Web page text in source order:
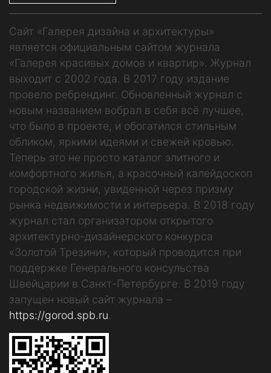
Сайт «Галерея дизайна и архитектуры»
является официальным сайтом журнала
«Галерея красивых домов и квартир». Журнал
выходит с 2002 года. В 2017 году издание
провело ребрендинг. Обновленный журнал с
новым названием вобрал в себя всё лучшее,
что было в проекте, и обогатился стильным
обликом, яркими идеями и свежей кровью.
Теперь это не просто каталог элитного и
комфортного жилья, а красочный калейдоскоп
городской жизни, увиденной через призму
рынка недвижимости и интерьера. В 2018 году
журнал стал организатором открытого
архитектурно-дизайнерского конкурса
«Золотой Трезини», который проводится при
поддержке Генерального консульства
Швейцарии в Санкт-Петербурге. В 2019 году
запущен новый сайт журнала –
https://gorod.spb.ru.